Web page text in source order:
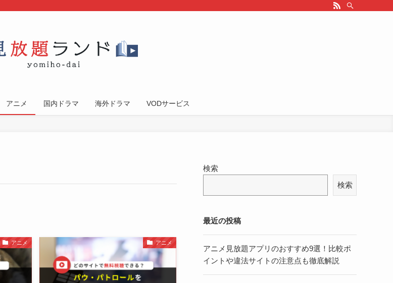
アニメ 国内ドラマ 海外ドラマ VODサービス
アニメ アニメ
検索
検索
最近の投稿
アニメ見放題アプリのおすすめ9選！比較ポ
イントや違法サイトの注意点も徹底解説